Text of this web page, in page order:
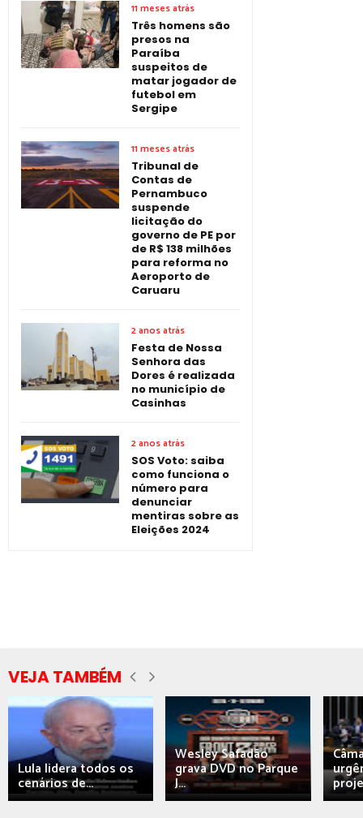
11 meses atrás
Três homens são
presos na
Paraíba
suspeitos de
matar jogador de
futebol em
Sergipe
11 meses atrás
Tribunal de
Contas de
Pernambuco
suspende
licitação do
governo de PE por
de R$ 138 milhões
para reforma no
Aeroporto de
Caruaru
2 anos atrás
Festa de Nossa
Senhora das
Dores é realizada
no município de
Casinhas
2 anos atrás
SOS Voto: saiba
como funciona o
número para
denunciar
mentiras sobre as
Eleições 2024
VEJA TAMBÉM
Lula lidera todos os
cenários de...
Wesley Safadão
grava DVD no Parque
J...